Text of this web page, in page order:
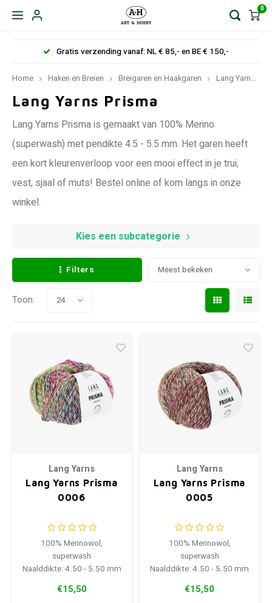
0
Gratis verzending vanaf: NL € 85,- en BE € 150,-
Home Haken en Breien Breigaren en Haakgaren Lang Yarns
Lang Yarns Prisma
Lang Yarns Prisma is gemaakt van 100% Merino
(superwash) met pendikte 4.5 - 5.5 mm. Het garen heeft
een kort kleurenverloop voor een mooi effect in je trui,
vest, sjaal of muts! Bestel online of kom langs in onze
winkel.
Kies een subcategorie
Filters Meest bekeken
Toon: 24
Lang Yarns
Lang Yarns Prisma
0006
100% Merinowol,
superwash
Naalddikte: 4.50 - 5.50 mm
€15,50
Lang Yarns
Lang Yarns Prisma
0005
100% Merinowol,
superwash
Naalddikte: 4.50 - 5.50 mm
€15,50